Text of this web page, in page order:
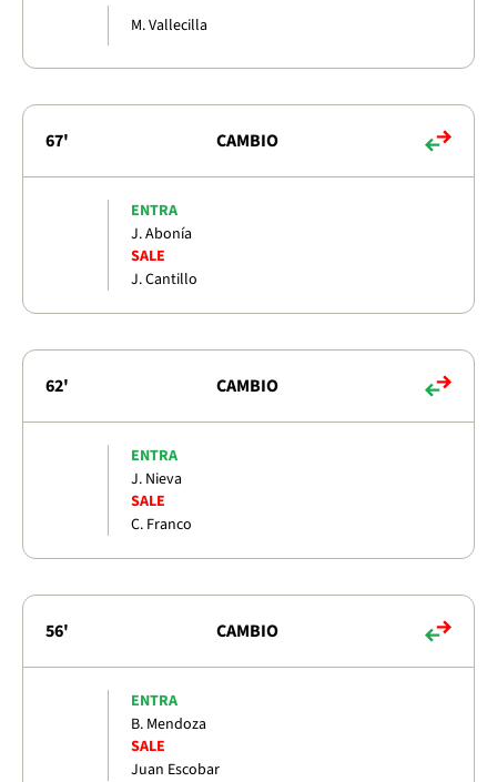
M. Vallecilla
67' CAMBIO
ENTRA
J. Abonía
SALE
J. Cantillo
62' CAMBIO
ENTRA
J. Nieva
SALE
C. Franco
56' CAMBIO
ENTRA
B. Mendoza
SALE
Juan Escobar